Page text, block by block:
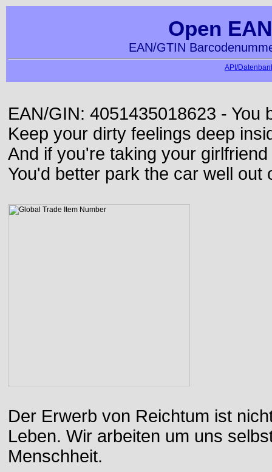
Open
EAN/GTIN
API/
EAN/GIN: 4051435018623 - You
Keep your dirty feelings deep
And if you're taking your
You'd better park the car well out
Der Erwerb von Reichtum ist
Leben. Wir arbeiten um uns
Menschheit.